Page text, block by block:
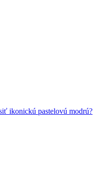
ikonickú pastelovú modrú?